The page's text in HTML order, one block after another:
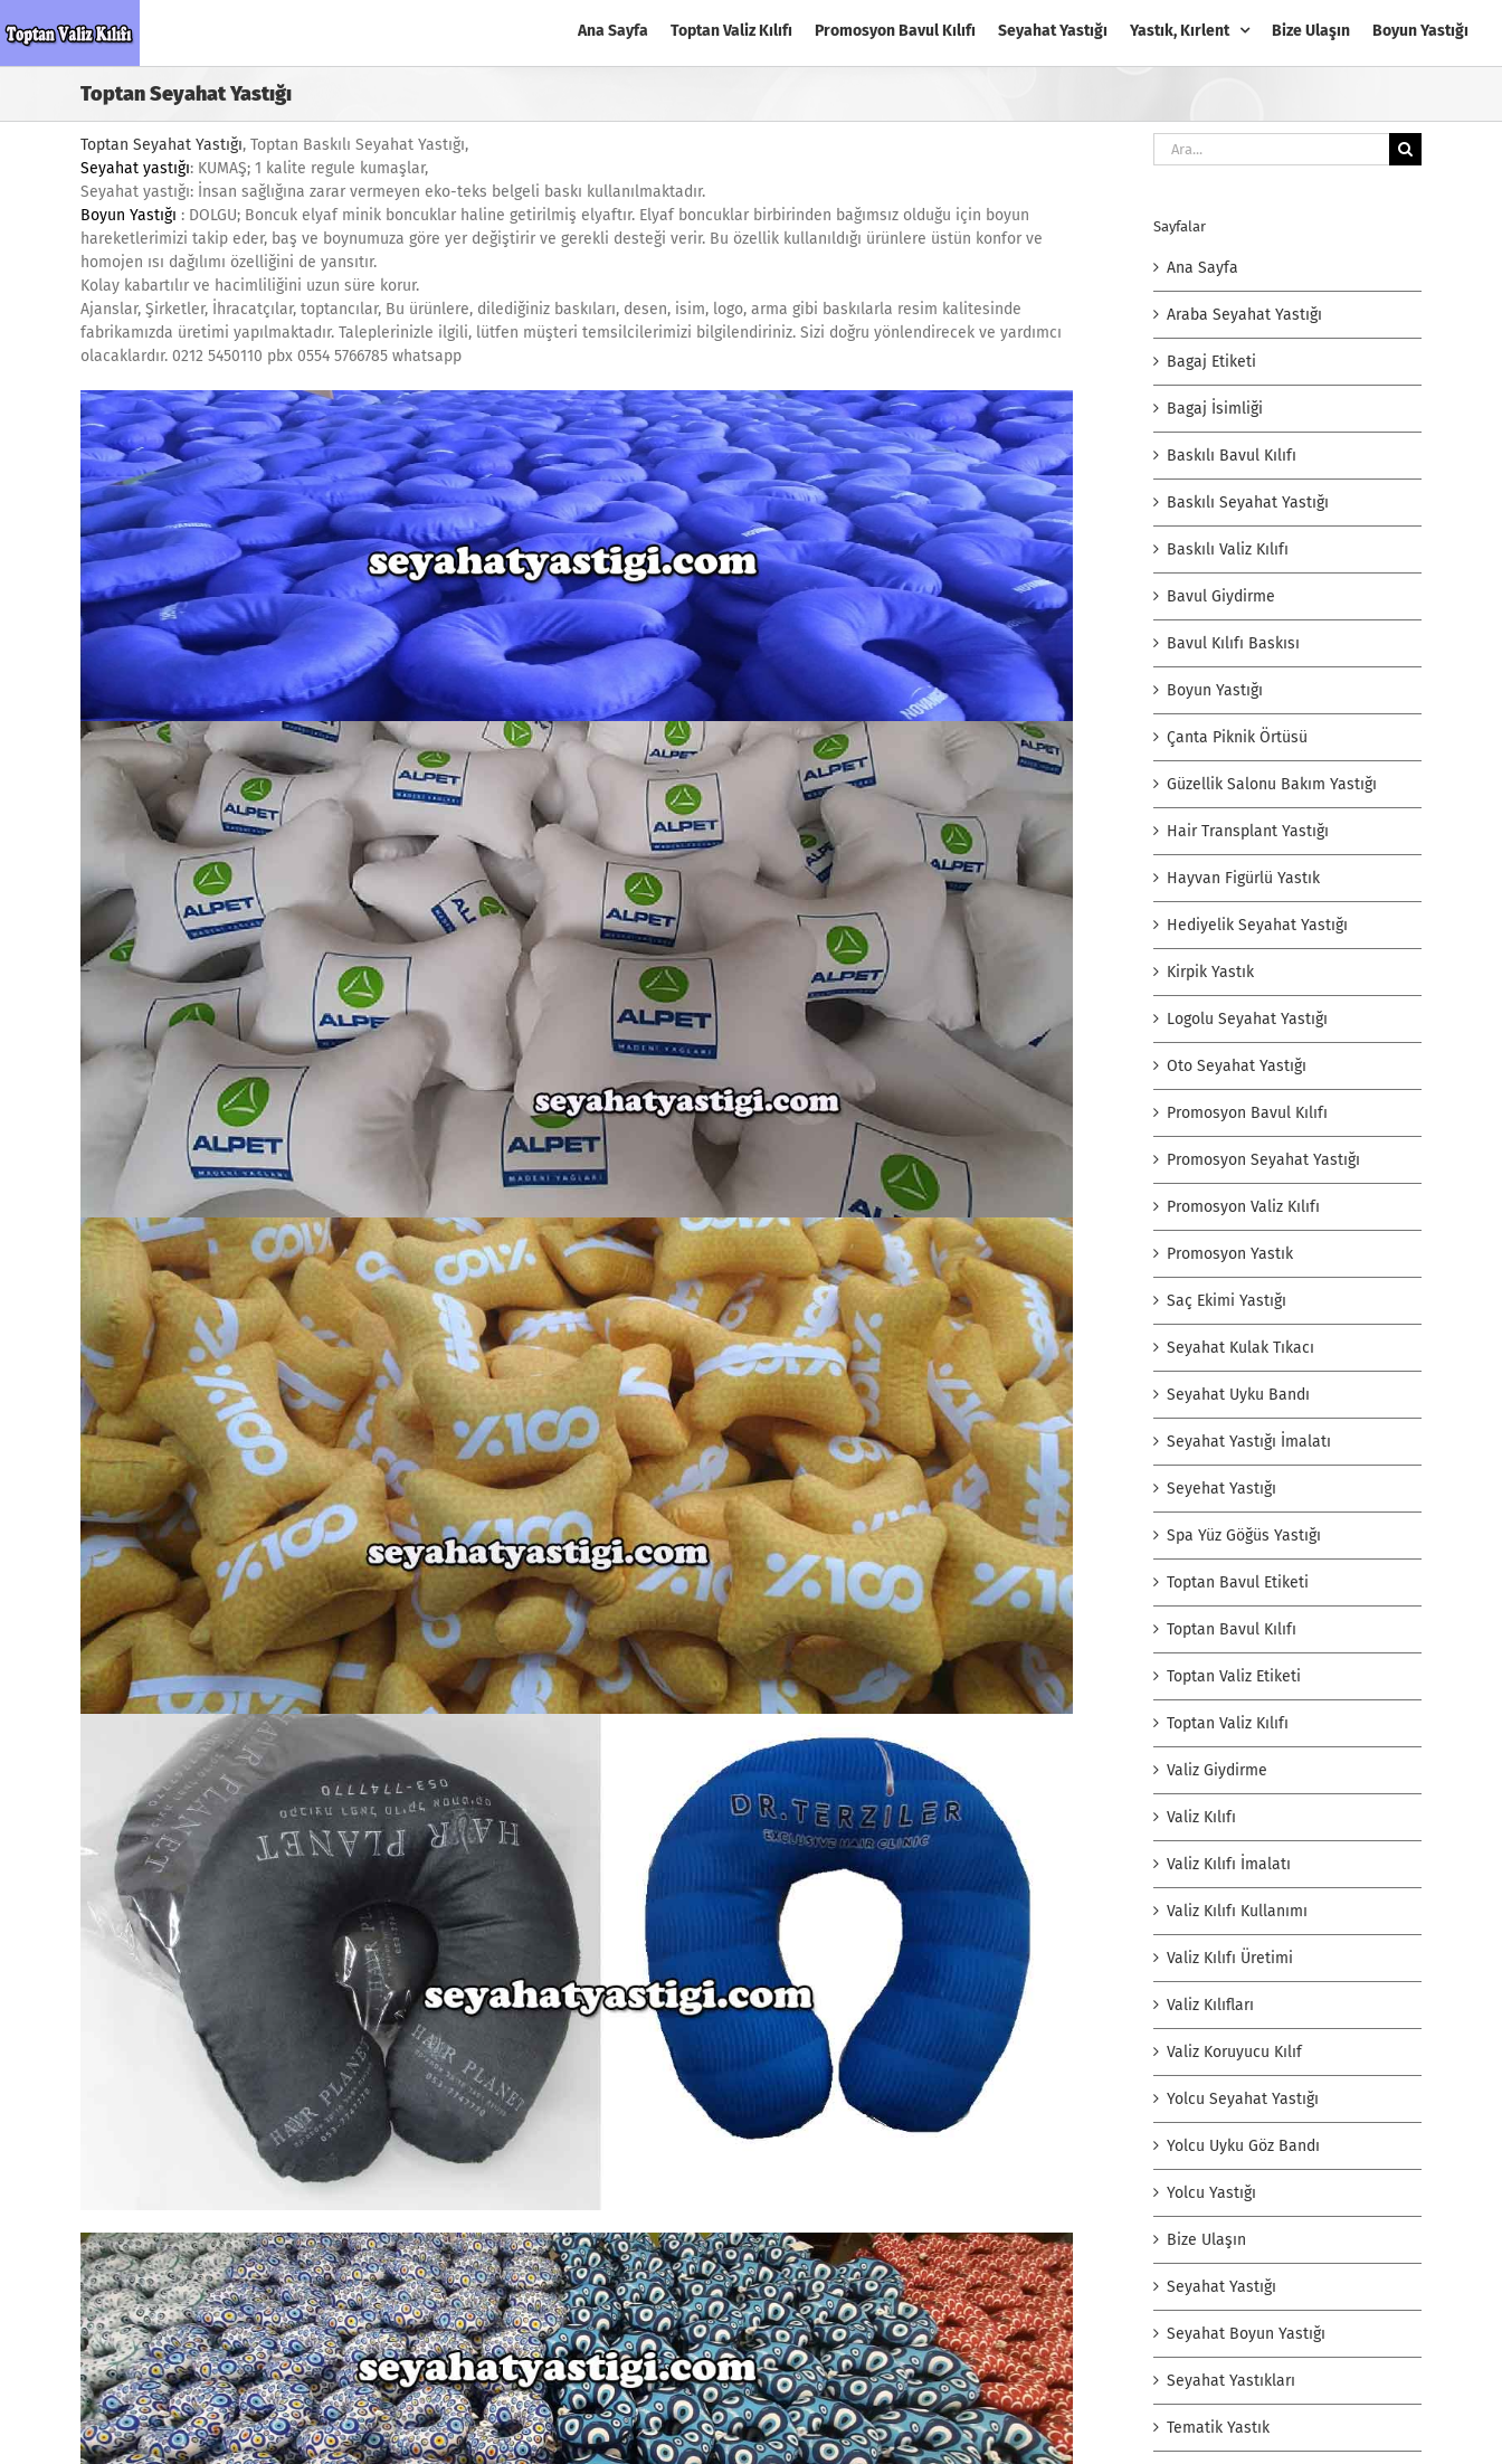
to
Ana Sayfa Toptan Valiz Kılıfı Promosyon Bavul Kılıfı Seyahat Yastığı Yastık, Kırlent Bize Ulaşın Boyun Yastığı
Toptan Seyahat Yastığı
Toptan Seyahat Yastığı, Toptan Baskılı Seyahat Yastığı,
Seyahat yastığı: KUMAŞ; 1 kalite regule kumaşlar,
Seyahat yastığı: İnsan sağlığına zarar vermeyen eko-teks belgeli baskı kullanılmaktadır.
Boyun Yastığı : DOLGU; Boncuk elyaf minik boncuklar haline getirilmiş elyaftır. Elyaf boncuklar birbirinden bağımsız olduğu için boyun
hareketlerimizi takip eder, baş ve boynumuza göre yer değiştirir ve gerekli desteği verir. Bu özellik kullanıldığı ürünlere üstün konfor ve
homojen ısı dağılımı özelliğini de yansıtır.
Kolay kabartılır ve hacimliliğini uzun süre korur.
Ajanslar, Şirketler, İhracatçılar, toptancılar, Bu ürünlere, dilediğiniz baskıları, desen, isim, logo, arma gibi baskılarla resim kalitesinde
fabrikamızda üretimi yapılmaktadır. Taleplerinizle ilgili, lütfen müşteri temsilcilerimizi bilgilendiriniz. Sizi doğru yönlendirecek ve yardımcı
olacaklardır. 0212 5450110 pbx 0554 5766785 whatsapp
Ara:
Sayfalar
Ana Sayfa
Araba Seyahat Yastığı
Bagaj Etiketi
Bagaj İsimliği
Baskılı Bavul Kılıfı
Baskılı Seyahat Yastığı
Baskılı Valiz Kılıfı
Bavul Giydirme
Bavul Kılıfı Baskısı
Boyun Yastığı
Çanta Piknik Örtüsü
Güzellik Salonu Bakım Yastığı
Hair Transplant Yastığı
Hayvan Figürlü Yastık
Hediyelik Seyahat Yastığı
Kirpik Yastık
Logolu Seyahat Yastığı
Oto Seyahat Yastığı
Promosyon Bavul Kılıfı
Promosyon Seyahat Yastığı
Promosyon Valiz Kılıfı
Promosyon Yastık
Saç Ekimi Yastığı
Seyahat Kulak Tıkacı
Seyahat Uyku Bandı
Seyahat Yastığı İmalatı
Seyehat Yastığı
Spa Yüz Göğüs Yastığı
Toptan Bavul Etiketi
Toptan Bavul Kılıfı
Toptan Valiz Etiketi
Toptan Valiz Kılıfı
Valiz Giydirme
Valiz Kılıfı
Valiz Kılıfı İmalatı
Valiz Kılıfı Kullanımı
Valiz Kılıfı Üretimi
Valiz Kılıfları
Valiz Koruyucu Kılıf
Yolcu Seyahat Yastığı
Yolcu Uyku Göz Bandı
Yolcu Yastığı
Bize Ulaşın
Seyahat Yastığı
Seyahat Boyun Yastığı
Seyahat Yastıkları
Tematik Yastık